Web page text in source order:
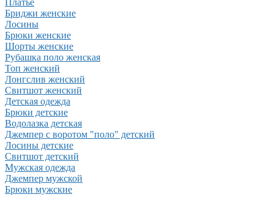
Платье
Бриджи женские
Лосины
Брюки женские
Шорты женские
Рубашка поло женская
Топ женский
Лонгслив женский
Свитшот женский
Детская одежда
Брюки детские
Водолазка детская
Джемпер с воротом "поло" детский
Лосины детские
Свитшот детский
Мужская одежда
Джемпер мужской
Брюки мужские